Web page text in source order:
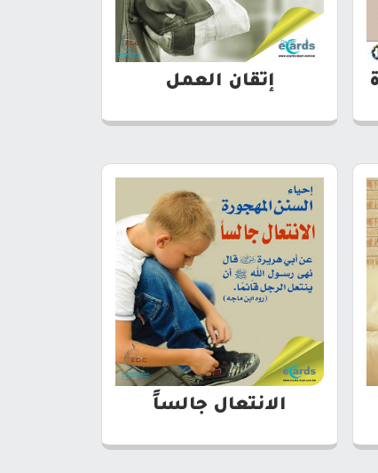
إتقان العمل
الانتعال جالساً